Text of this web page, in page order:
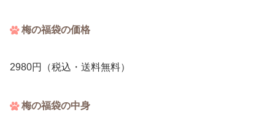
梅の福袋の価格
2980円（税込・送料無料）
梅の福袋の中身